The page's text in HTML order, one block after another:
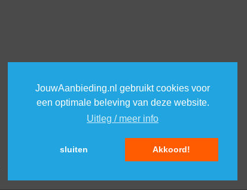
JouwAanbieding.nl gebruikt cookies voor
een optimale beleving van deze website.
Uitleg / meer info
sluiten Akkoord!